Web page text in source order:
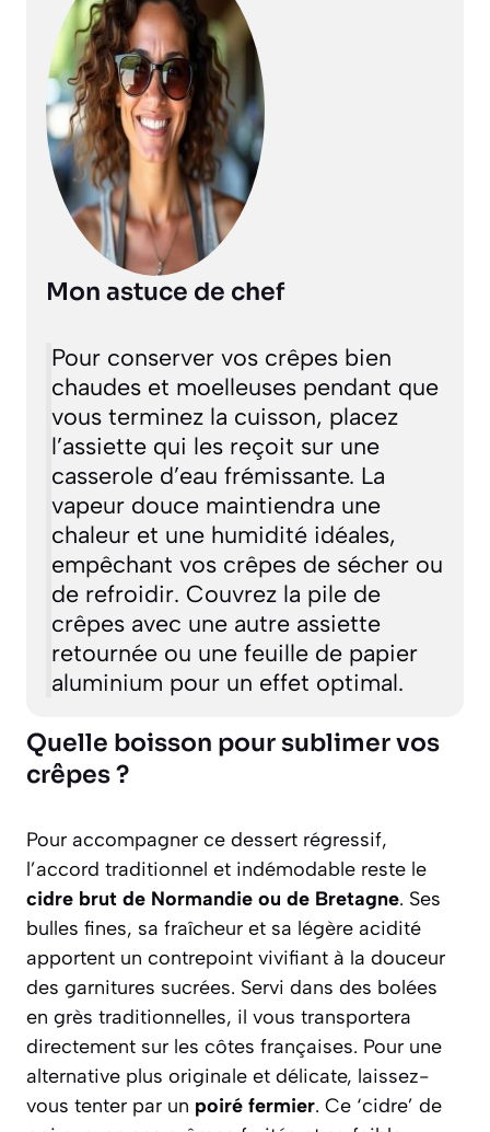
Mon astuce de chef
Pour conserver vos crêpes bien
chaudes et moelleuses pendant que
vous terminez la cuisson, placez
l’assiette qui les reçoit sur une
casserole d’eau frémissante. La
vapeur douce maintiendra une
chaleur et une humidité idéales,
empêchant vos crêpes de sécher ou
de refroidir. Couvrez la pile de
crêpes avec une autre assiette
retournée ou une feuille de papier
aluminium pour un effet optimal.
Quelle boisson pour sublimer vos
crêpes ?
Pour accompagner ce dessert régressif,
l’accord traditionnel et indémodable reste le
cidre brut de Normandie ou de Bretagne. Ses
bulles fines, sa fraîcheur et sa légère acidité
apportent un contrepoint vivifiant à la douceur
des garnitures sucrées. Servi dans des bolées
en grès traditionnelles, il vous transportera
directement sur les côtes françaises. Pour une
alternative plus originale et délicate, laissez-
vous tenter par un poiré fermier. Ce ‘cidre’ de